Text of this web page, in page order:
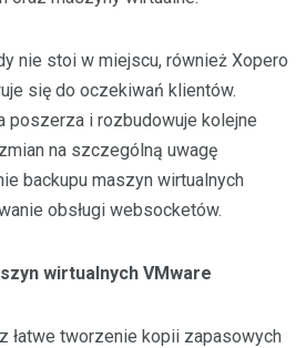
nie stoi w miejscu, również Xopero
się do oczekiwań klientów.
poszerza i rozbudowuje kolejne
na szczególną uwagę
backupu maszyn wirtualnych
obsługi websocketów.
wirtualnych VMware
łatwe tworzenie kopii zapasowych